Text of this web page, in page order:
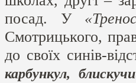
посад. У
Смотрицького,
до своїх синів-
карбункул,